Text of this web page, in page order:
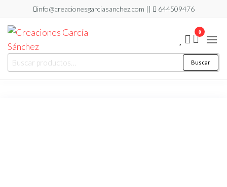
contenido
info@creacionesgarciasanchez.com || 644509476
Creaciones
García
regalos
personalizados
por:
Buscar
0